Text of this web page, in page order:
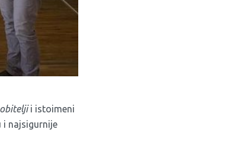
i istoimeni
i najsigurnije